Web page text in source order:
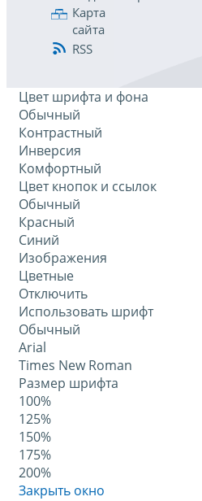
Карта
сайта
RSS
Цвет шрифта и фона
Обычный
Контрастный
Инверсия
Комфортный
Цвет кнопок и ссылок
Обычный
Красный
Синий
Изображения
Цветные
Отключить
Использовать шрифт
Обычный
Arial
Times New Roman
Размер шрифта
100%
125%
150%
175%
200%
Закрыть окно